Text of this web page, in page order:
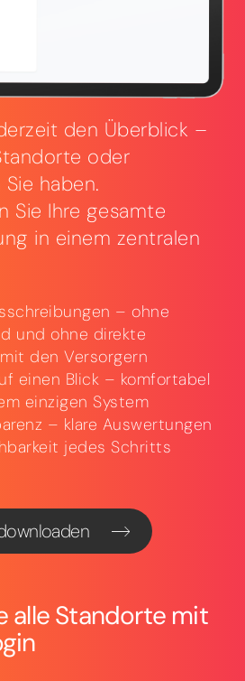
alle Standorte mit
den Überblick –
oder
haben.
Sie Ihre gesamte
in einem zentralen
– ohne
und ohne direkte
den Versorgern
einen Blick – komfortabel
einzigen System
– klare Auswertungen
jedes Schritts